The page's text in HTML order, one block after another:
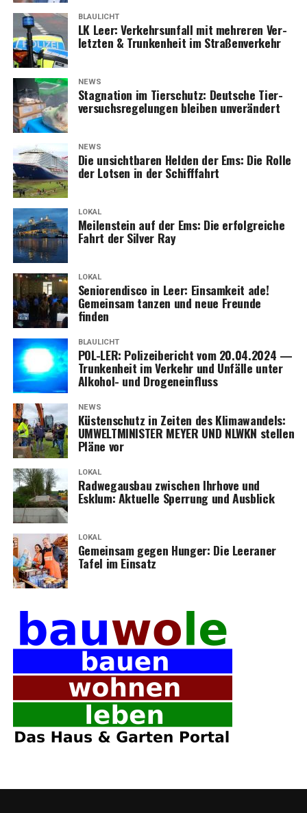
BLAULICHT
LK Leer: Ver­kehrs­un­fall mit meh­re­ren Ver­
letz­ten & Trun­ken­heit im Straßenverkehr
NEWS
Sta­gna­ti­on im Tier­schutz: Deut­sche Tier­
ver­suchs­re­ge­lun­gen blei­ben unverändert
NEWS
Die unsicht­ba­ren Hel­den der Ems: Die Rol­le
der Lot­sen in der Schifffahrt
LOKAL
Mei­len­stein auf der Ems: Die erfolg­rei­che
Fahrt der Sil­ver Ray
LOKAL
Senio­ren­dis­co in Leer: Ein­sam­keit ade!
Gemein­sam tan­zen und neue Freun­de
finden
BLAULICHT
POL-LER: Poli­zei­be­richt vom 20.04.2024 —
Trun­ken­heit im Ver­kehr und Unfäl­le unter
Alko­hol- und Drogeneinfluss
NEWS
Küs­ten­schutz in Zei­ten des Kli­ma­wan­dels:
UMWELTMINISTER MEYER UND NLWKN stel­len
Plä­ne vor
LOKAL
Rad­weg­aus­bau zwi­schen Ihr­ho­ve und
Esklum: Aktu­el­le Sper­rung und Ausblick
LOKAL
Gemein­sam gegen Hun­ger: Die Leera­ner
Tafel im Einsatz